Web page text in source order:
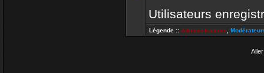
Utilisateurs
Légende :: Administrateurs